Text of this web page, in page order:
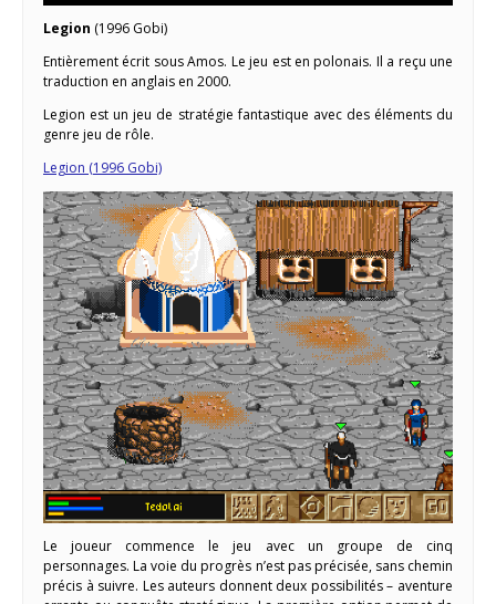
Legion (1996 Gobi)
Entièrement écrit sous Amos. Le jeu est en polonais. Il a reçu une
traduction en anglais en 2000.
Legion est un jeu de stratégie fantastique avec des éléments du
genre jeu de rôle.
Legion (1996 Gobi)
Le joueur commence le jeu avec un groupe de cinq
personnages. La voie du progrès n’est pas précisée, sans chemin
précis à suivre. Les auteurs donnent deux possibilités – aventure